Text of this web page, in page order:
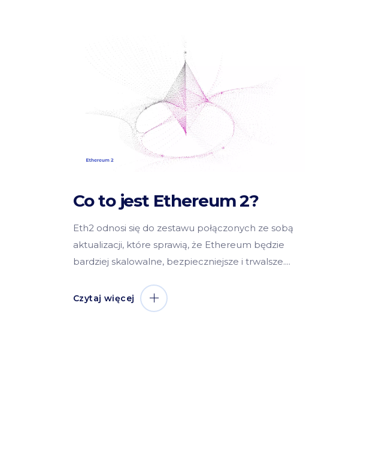
Co to jest Ethereum 2?
Eth2 odnosi się do zestawu połączonych ze sobą
aktualizacji, które sprawią, że Ethereum będzie
bardziej skalowalne, bezpieczniejsze i trwalsze.
Czytaj więcej